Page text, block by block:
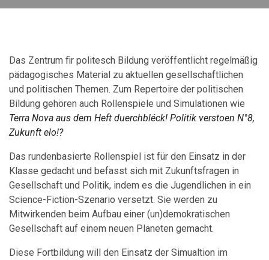
Das Zentrum fir politesch Bildung veröffentlicht regelmäßig
pädagogisches Material zu aktuellen gesellschaftlichen
und politischen Themen. Zum Repertoire der politischen
Bildung gehören auch Rollenspiele und Simulationen wie
Terra Nova aus dem Heft duerchbléck! Politik verstoen N°8,
Zukunft elo!?
Das rundenbasierte Rollenspiel ist für den Einsatz in der
Klasse gedacht und befasst sich mit Zukunftsfragen in
Gesellschaft und Politik, indem es die Jugendlichen in ein
Science-Fiction-Szenario versetzt. Sie werden zu
Mitwirkenden beim Aufbau einer (un)demokratischen
Gesellschaft auf einem neuen Planeten gemacht.
Diese Fortbildung will den Einsatz der Simualtion im